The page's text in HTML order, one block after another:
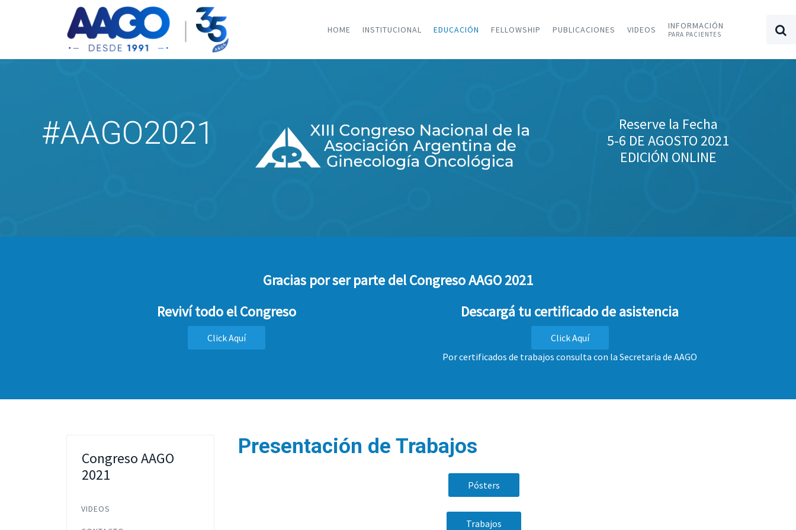
HOME INSTITUCIONAL EDUCACIÓN FELLOWSHIP PUBLICACIONES VIDEOS INFORMACIÓN
PARA PACIENTES
#AAGO2021
Reserve la Fecha
5-6 DE AGOSTO 2021
EDICIÓN ONLINE
Gracias por ser parte del Congreso AAGO 2021
Reviví todo el Congreso
Click Aquí
Descargá tu certificado de asistencia
Click Aquí
Por certificados de trabajos consulta con la Secretaria de AAGO
Presentación de Trabajos
Pósters
Trabajos
Congreso AAGO
2021
VIDEOS